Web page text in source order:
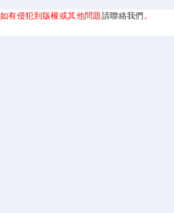
有侵犯到版權或其他問題請聯絡我們 。